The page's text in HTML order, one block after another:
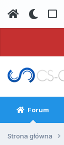
Forum
Strona główna